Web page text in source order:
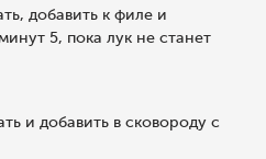
добавить к филе и
5, пока лук не станет
и добавить в сковороду с